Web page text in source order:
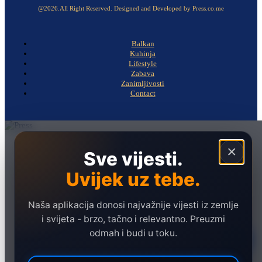
@2026.All Right Reserved. Designed and Developed by Press.co.me
Balkan
Kuhinja
Lifestyle
Zabava
Zanimljivosti
Contact
×
Sve vijesti.
Uvijek uz tebe.
Naša aplikacija donosi najvažnije vijesti iz zemlje
i svijeta - brzo, tačno i relevantno. Preuzmi
odmah i budi u toku.
Ekonomija